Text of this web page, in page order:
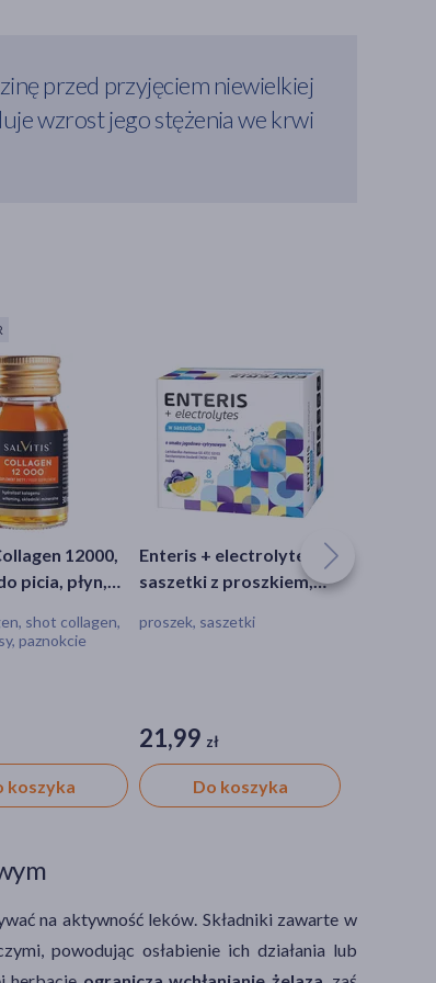
przed przyjęciem niewielkiej
wzrost jego stężenia we krwi
12000,
picia, płyn,
shot collagen,
paznokcie
koszyka
Enteris + electrolytes,
saszetki z proszkiem,
cytrynowy, 8 szt. + 8 szt.
proszek, saszetki
21,99 zł
Do koszyka
na aktywność leków. Składniki zawarte w
powodując osłabienie ich działania lub